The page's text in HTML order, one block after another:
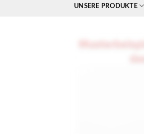
UNSERE PRODUKTE